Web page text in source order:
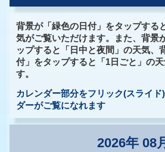
背景が「緑色の日付」をタップする
気がご覧いただけます。また、背景
ップすると「日中と夜間」の天気、
付」をタップすると「1日ごと」の
す。
カレンダー部分をフリック(スライ
ダーがご覧になれます
2026年 08